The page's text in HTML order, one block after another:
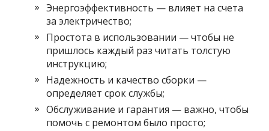
Энергоэффективность — влияет на счета
за электричество;
Простота в использовании — чтобы не
пришлось каждый раз читать толстую
инструкцию;
Надежность и качество сборки —
определяет срок службы;
Обслуживание и гарантия — важно, чтобы
помочь с ремонтом было просто;